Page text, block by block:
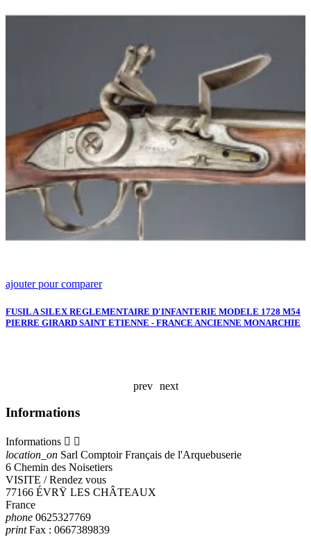
ajouter pour comparer
FUSIL A SILEX REGLEMENTAIRE D'INFANTERIE MODELE 1728 M54
PIERRE GIRARD SAINT ETIENNE - FRANCE ANCIENNE MONARCHIE
prev
next
Informations
Informations  
location_on Sarl Comptoir Français de l'Arquebuserie
6 Chemin des Noisetiers
VISITE / Rendez vous
77166 ÉVRŸ LES CHÂTEAUX
France
phone 0625327769
printFax : 0667389839